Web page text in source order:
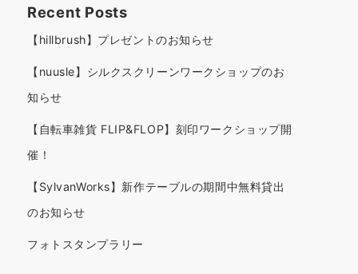
Recent Posts
【hillbrush】プレゼントのお知らせ
【nuusle】シルクスクリーンワークショップのお
知らせ
【自転車雑貨 FLIP&FLOP】刻印ワークショップ開
催！
【SylvanWorks】新作テーブルの期間中無料貸出
のお知らせ
フォトスタンプラリー